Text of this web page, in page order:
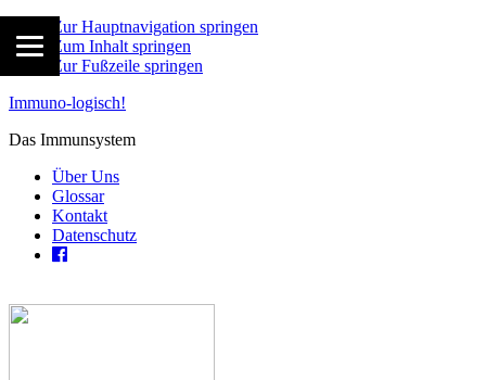
Zur Hauptnavigation springen
Zum Inhalt springen
Zur Fußzeile springen
Immuno-logisch!
Das Immunsystem
Über Uns
Glossar
Kontakt
Datenschutz